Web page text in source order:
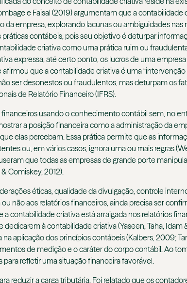
e Faisal (2019) argumentam que a contabilidade
empresa, explorando lacunas ou ambiguidades nas
contábeis, pois seu objetivo é deturpar
criativa como uma prática ruim ou
expressa, até certo ponto, os lucros de uma
que a contabilidade criativa é uma
ser desonestos ou fraudulentos, mas deturpam os
de Relatório Financeiro (IFRS).
usando o conhecimento contábil sem, no
a posição financeira como a administração da
elas percebam. Essa prática permite que as
ou, em vários casos, ignora uma ou mais regras
que todas as empresas de grande porte
Comiskey, 2012).
éticas, qualidade da divulgação, controle
não aos relatórios financeiros, ainda precisa ser
contabilidade criativa está arraigada nos relatórios
à contabilidade criativa (Yaseen, Taha, Idam
aplicação dos princípios contábeis (Kalbers, 2009;
de medição e o caráter do corpo contábil. Ao
refletir uma situação financeira favorável.
reduzir a carga tributária. Foi relatado que os